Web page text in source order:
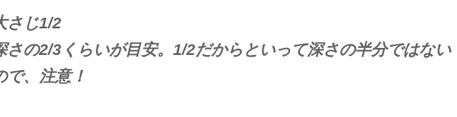
さじ1/2
さの2/3くらいが目安。1/2だからといって深さの半分ではない
で、注意！